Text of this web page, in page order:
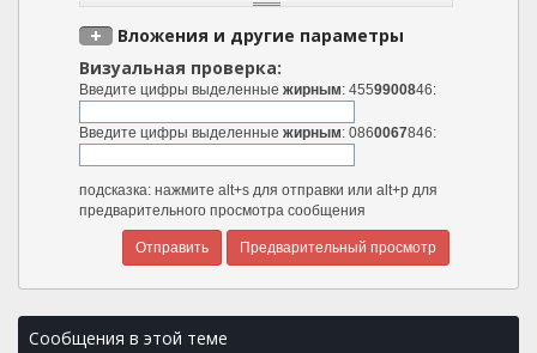
Вложения и другие параметры
Визуальная проверка:
Введите цифры выделенныежирным: 4559900846:
Введите цифры выделенныежирным: 0860067846:
подсказка: нажмите alt+s для отправки или alt+p для
предварительного просмотра сообщения
Сообщения в этой теме